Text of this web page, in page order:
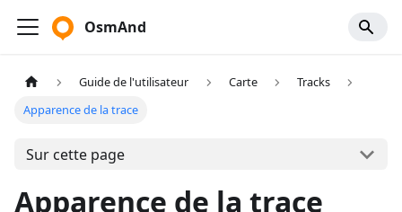
OsmAnd
Guide de l'utilisateur Carte
Tracks
Apparence de la trace
Sur cette page
Apparence de la trace